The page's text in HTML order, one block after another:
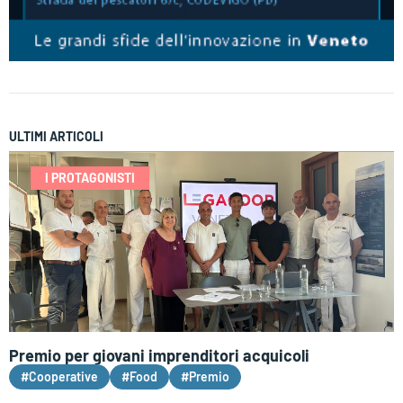
ULTIMI ARTICOLI
I PROTAGONISTI
Premio per giovani imprenditori acquicoli
#Cooperative #Food #Premio